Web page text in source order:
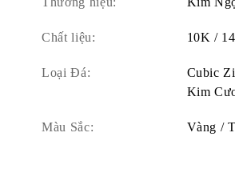
Chất liệu: 10K /
Loại Đá:
Cubic
Kim
Màu Sắc: Vàng /